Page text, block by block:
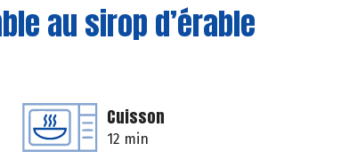
au sirop d’érable
Cuisson
12 min